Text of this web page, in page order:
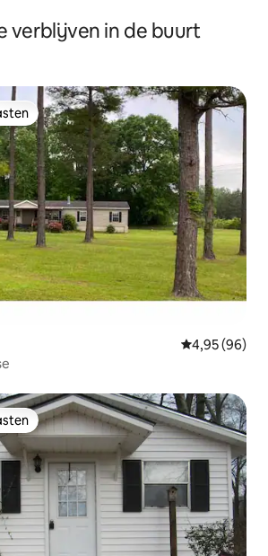
verblijven in de buurt
Gemiddelde
4,95 (96)